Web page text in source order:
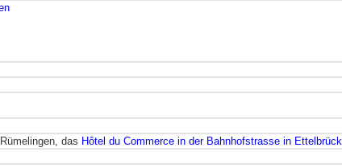
das Hôtel du Commerce in der Bahnhofstrasse in Ettelbrück